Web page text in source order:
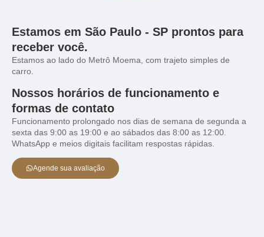
Estamos em São Paulo - SP prontos para
receber você.
Estamos ao lado do Metrô Moema, com trajeto simples de
carro.
Nossos horários de funcionamento e
formas de contato
Funcionamento prolongado nos dias de semana de segunda a
sexta das 9:00 as 19:00 e ao sábados das 8:00 as 12:00.
WhatsApp e meios digitais facilitam respostas rápidas.
Agende sua avaliação